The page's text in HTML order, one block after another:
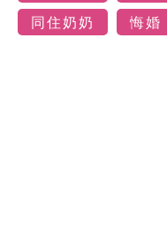
同住奶奶
悔婚